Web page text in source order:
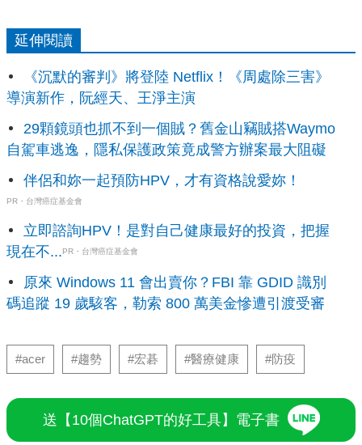
延伸閱讀
《沉默的審判》將登陸 Netflix！《周處除三害》
導演新作，阮經天、王淨主演
29顆鏡頭也抓不到一個賊？舊金山竊賊搭Waymo
自駕車逃逸，隱私保護政策竟成警方辦案最大阻礙
伴侶和妳一起預防HPV，才有資格說愛妳！
PR・台灣癌症基金會
立即諮詢HPV！是對自己健康最好的投資，把握
現在不...PR・台灣癌症基金會
原來 Windows 11 會出賣你？FBI 靠 GDID 識別
碼追蹤 19 歲駭客，勒索 800 萬美金慘遭引渡受審
#acer #趨勢 #宏碁 #醫療健康 #防疫
送【10個ChatGPT的好工具】電子書